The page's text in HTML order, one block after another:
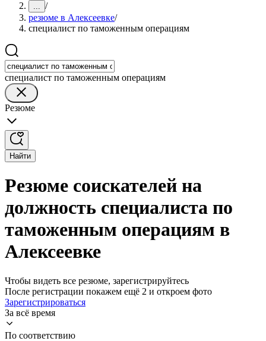
... /
резюме в Алексеевке/
специалист по таможенным операциям
специалист по таможенным операциям
Резюме
Найти
Резюме соискателей на
должность специалиста по
таможенным операциям в
Алексеевке
Чтобы видеть все резюме, зарегистрируйтесь
После регистрации покажем ещё 2 и откроем фото
Зарегистрироваться
За всё время
По соответствию